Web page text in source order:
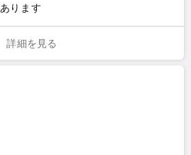
あります
詳細を見る